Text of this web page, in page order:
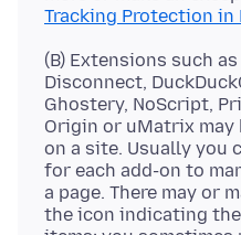
Tracking Protection
(B) Extensions such
Disconnect,
Ghostery, NoScript,
Origin or uMatrix may
on a site. Usually you
for each add-on to
a page. There may or
the icon indicating